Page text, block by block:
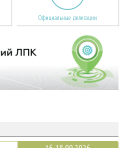
Официальные делегации